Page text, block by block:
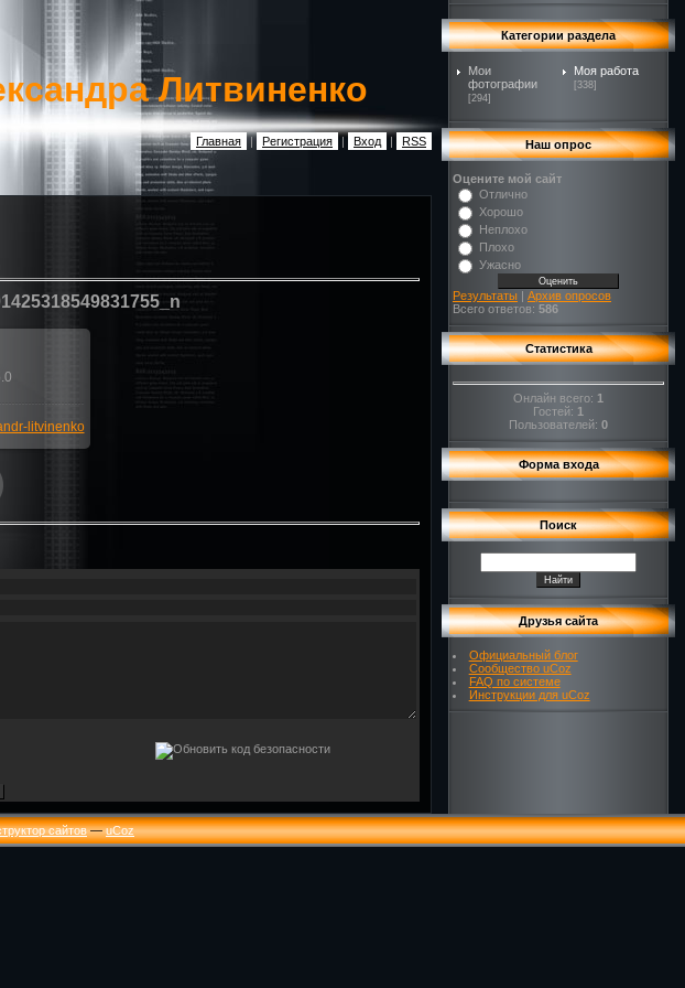
Литвиненко
Главная | Регистрация | Вход | RSS
litvinenko
Категории раздела
Мои
фотографии
[294]
Моя работа
[338]
Наш опрос
Оцените мой сайт
Отлично
Хорошо
Неплохо
Плохо
Ужасно
Результаты | Архив опросов
Всего ответов: 586
Статистика
Онлайн всего: 1
Гостей: 1
Пользователей: 0
Форма входа
Поиск
Друзья сайта
Официальный блог
Сообщество uCoz
FAQ по системе
Инструкции для uCoz
сайтов—uCoz